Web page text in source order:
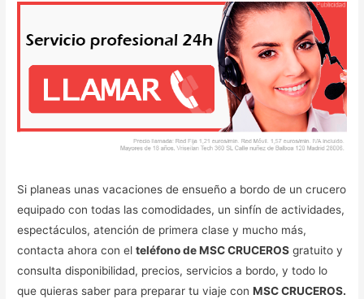
Si planeas unas vacaciones de ensueño a bordo de un crucero
equipado con todas las comodidades, un sinfín de actividades,
espectáculos, atención de primera clase y mucho más,
contacta ahora con elteléfono de MSC CRUCEROS gratuito y
consulta disponibilidad, precios, servicios a bordo, y todo lo
que quieras saber para preparar tu viaje conMSC CRUCEROS.